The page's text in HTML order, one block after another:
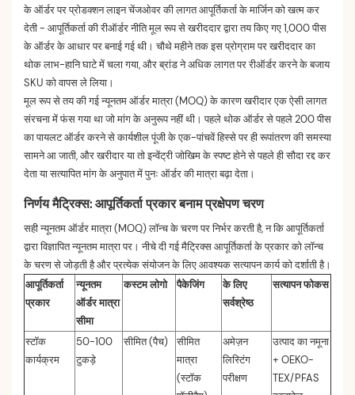
के ऑर्डर पर प्रोडक्शन लाइन चेंजओवर की लागत आपूर्तिकर्ता के मार्जिन को खत्म कर
देती - आपूर्तिकर्ता की रीऑर्डर नीति मूल रूप से खरीददार द्वारा तय किए गए 1,000 पीस
के ऑर्डर के आधार पर बनाई गई थी। चौथे महीने तक इस प्रोग्राम पर खरीददार का
थोक लाभ-हानि घाटे में चला गया, और ब्रांड ने अधिक लागत पर रीऑर्डर करने के बजाय
SKU को वापस ले लिया।
मूल रूप से तय की गई न्यूनतम ऑर्डर मात्रा (MOQ) के कारण खरीदार एक ऐसी लागत
संरचना में फंस गया था जो मांग के अनुरूप नहीं थी। पहले थोक ऑर्डर से पहले 200 पीस
का पायलट ऑर्डर करने से कार्यशील पूंजी के एक-पांचवें हिस्से पर ही रूपांतरण की समस्या
सामने आ जाती, और खरीदार या तो इन्वेंट्री जोखिम के स्पष्ट होने से पहले ही सौदा रद्द कर
देता या सत्यापित मांग के अनुपात में पुनः ऑर्डर की मात्रा बढ़ा देता।
निर्णय मैट्रिक्स: आपूर्तिकर्ता प्रकार बनाम प्रक्षेपण चरण
सही न्यूनतम ऑर्डर मात्रा (MOQ) लॉन्च के चरण पर निर्भर करती है, न कि आपूर्तिकर्ता
द्वारा विज्ञापित न्यूनतम मात्रा पर। नीचे दी गई मैट्रिक्स आपूर्तिकर्ता के प्रकार को लॉन्च
के चरण से जोड़ती है और प्रत्येक संयोजन के लिए आवश्यक सत्यापन कार्य को दर्शाती है।
आपूर्तिकर्ता
प्रकार
न्यूनतम
ऑर्डर मात्रा
सीमा
कस्टम लोगो पैकेजिंग
के लिए
सर्वश्रेष्ठ
सत्यापन फोकस
स्टॉक
कार्यक्रम
50-100
टुकड़े
सीमित (पैच)
सीमित
मात्रा
(स्टॉक
अमेज़न
लिस्टिंग
परीक्षण
उत्पाद का नमूना
+ OEKO-
TEX/PFAS